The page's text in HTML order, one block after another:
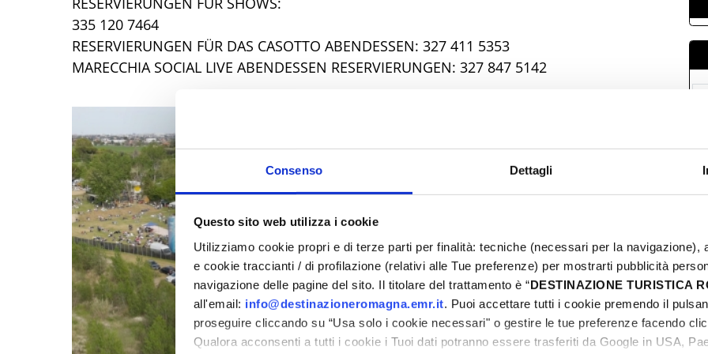
Consenso Dettagli
Questo sito web utilizza i cookie
Utilizziamo cookie propri e di terze parti per finalità: tecniche (necessari per la navigazione),
e cookie traccianti / di profilazione (relativi alle Tue preferenze) per mostrarti pubblicità
navigazione delle pagine del sito. Il titolare del trattamento è “DESTINAZIONE TURISTICA
all'email: info@destinazioneromagna.emr.it. Puoi accettare tutti i cookie premendo il
proseguire cliccando su “Usa solo i cookie necessari" o gestire le tue preferenze facendo clic
Qualora acconsenti a tutti i cookie i Tuoi dati potranno essere trasferiti da Google in USA,
335 120 7464
RESERVIERUNGEN FÜR DAS CASOTTO ABENDESSEN: 327 411 5353
MARECCHIA SOCIAL LIVE ABENDESSEN RESERVIERUNGEN: 327 847 5142
06